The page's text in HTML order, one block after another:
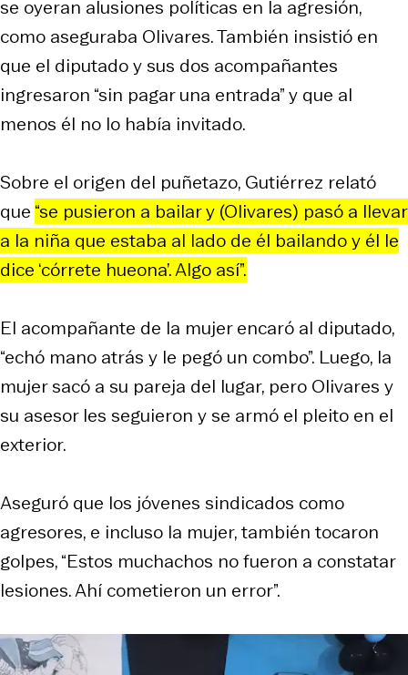
se oyeran alusiones políticas en la agresión,
como aseguraba Olivares. También insistió en
que el diputado y sus dos acompañantes
ingresaron “sin pagar una entrada” y que al
menos él no lo había invitado.
Sobre el origen del puñetazo, Gutiérrez relató
que “se pusieron a bailar y (Olivares) pasó a llevar
a la niña que estaba al lado de él bailando y él le
dice ‘córrete hueona’. Algo así”.
El acompañante de la mujer encaró al diputado,
“echó mano atrás y le pegó un combo”. Luego, la
mujer sacó a su pareja del lugar, pero Olivares y
su asesor les seguieron y se armó el pleito en el
exterior.
Aseguró que los jóvenes sindicados como
agresores, e incluso la mujer, también tocaron
golpes, “Estos muchachos no fueron a constatar
lesiones. Ahí cometieron un error”.